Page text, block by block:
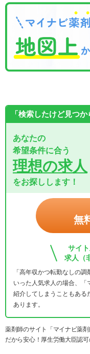
「検索したけど見つか
あなたの
希望条件に合う
理想の求人
をお探しします！
無
サイ
求人（
「高年収かつ転勤なしの
いった人気求人の場合、
紹介してしまうこともある
あります。
薬剤師のサイト「マイナビ薬
だから安心！厚生労働大臣認可